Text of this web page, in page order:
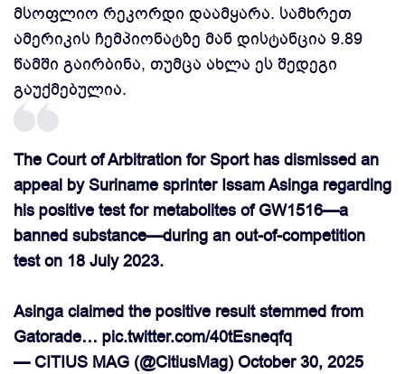
მსოფლიო რეკორდი დაამყარა. სამხრეთ
ამერიკის ჩემპიონატზე მან დისტანცია 9.89
წამში გაირბინა, თუმცა ახლა ეს შედეგი
გაუქმებულია.
The Court of Arbitration for Sport has dismissed an
appeal by Suriname sprinter Issam Asinga regarding
his positive test for metabolites of GW1516—a
banned substance—during an out-of-competition
test on 18 July 2023.
Asinga claimed the positive result stemmed from
Gatorade… pic.twitter.com/40tEsneqfq
— CITIUS MAG (@CitiusMag) October 30, 2025